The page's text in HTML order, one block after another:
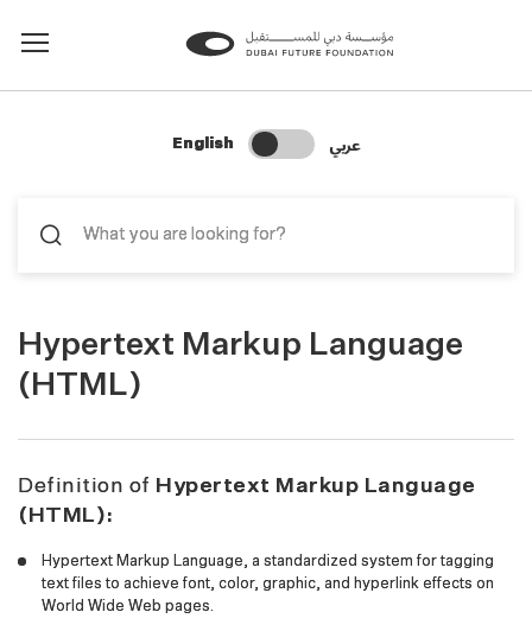
English Change Search Language
عربي
Hypertext Markup Language
(HTML)
Definition of Hypertext Markup Language
(HTML):
Hypertext Markup Language, a standardized system for tagging
text files to achieve font, color, graphic, and hyperlink effects on
World Wide Web pages.